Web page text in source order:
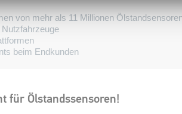
von mehr als 11 Millionen
beim Endkunden
für Ölstandssensoren!